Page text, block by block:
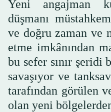
Yeni angajman
düşmanı
ve doğru zaman ve
etme imkânından
bu sefer sınır şeridi
savaşıyor ve
tarafından görülen
olan yeni